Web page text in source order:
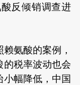
反倾销调查进
氨酸的案例，
的税率波动也会
幅降低，中国